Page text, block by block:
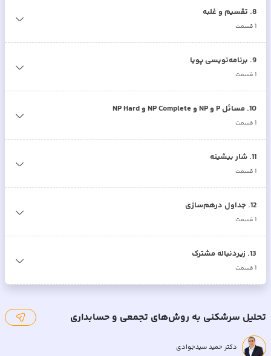
8
. تقسیم و غلبه
1قسمت
9
. برنامه‌نویسی پویا
1قسمت
10
. مسائل P و NP و NP Complete و NP Hard
1قسمت
11
. شار بیشینه
1قسمت
12
. جداول درهم‌سازی
1قسمت
13
. زیردنباله مشترک
1قسمت
تحلیل سرشکنی به روش‌های تجمعی و حسابداری
دکتر حمید سیدجوادی